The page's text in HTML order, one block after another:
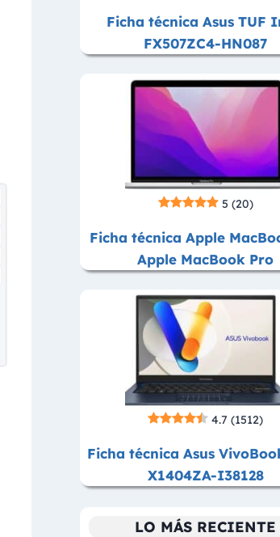
Ficha técnica Asus TUF
FX507ZC4-HN087
5 (20)
Ficha técnica Apple
Apple MacBook Pro
4.7 (1512)
Ficha técnica Asus
X1404ZA-I38128
LO MÁS RECIENTE